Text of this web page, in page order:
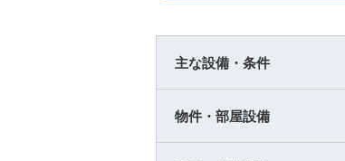
主な設備・条件
物件・部屋設備